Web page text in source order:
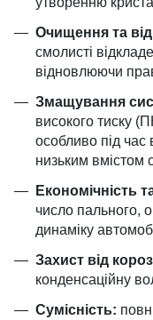
Очищення та
смолисті
відновлюючи
Змащування
високого тиску
особливо під час
низьким вмістом
Економічність
число пального,
динаміку
Захист від
конденсаційну
Сумісність: